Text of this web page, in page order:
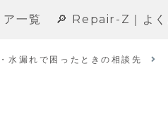
一覧 🔎 Repair-Z｜よく
水漏れで困ったときの相談先